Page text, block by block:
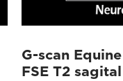
G-scan
FSE T2 sagital